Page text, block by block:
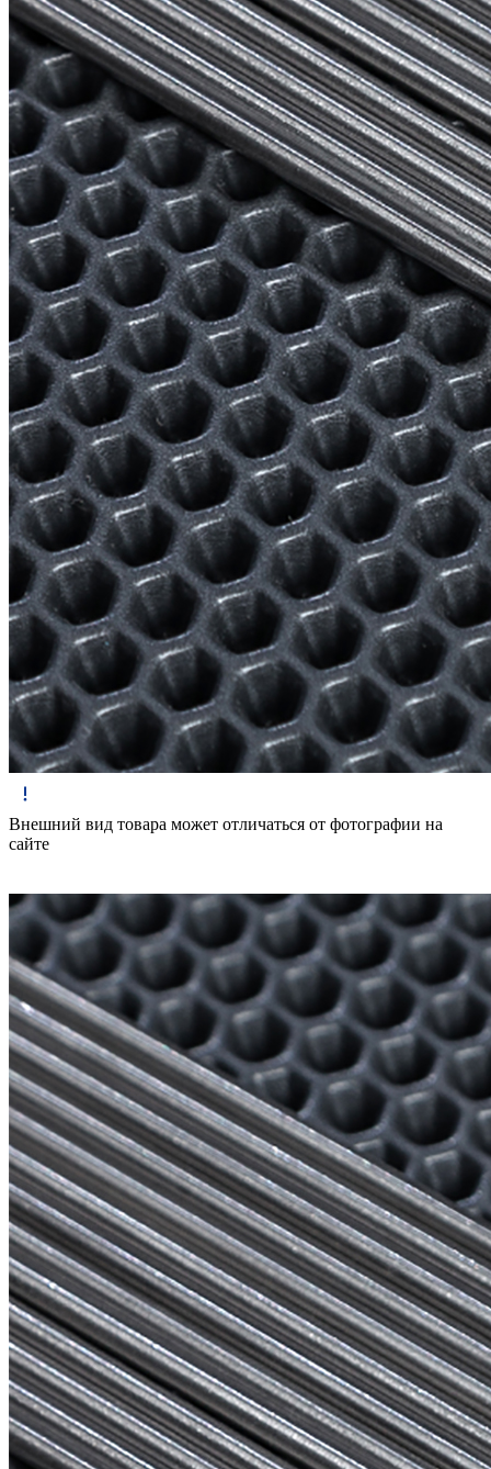
Внешний вид товара может отличаться от фотографии на
сайте